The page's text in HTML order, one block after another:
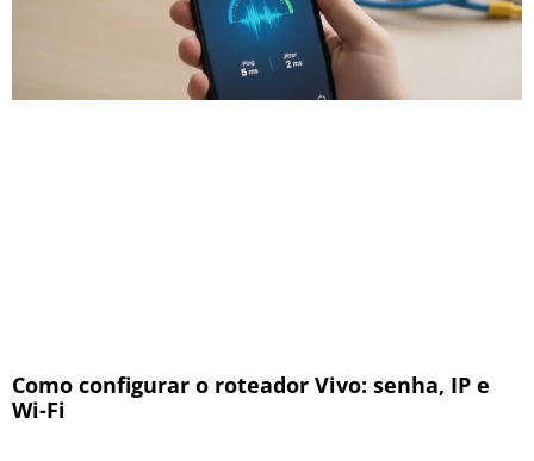
Como configurar o roteador Vivo: senha, IP e
Wi-Fi